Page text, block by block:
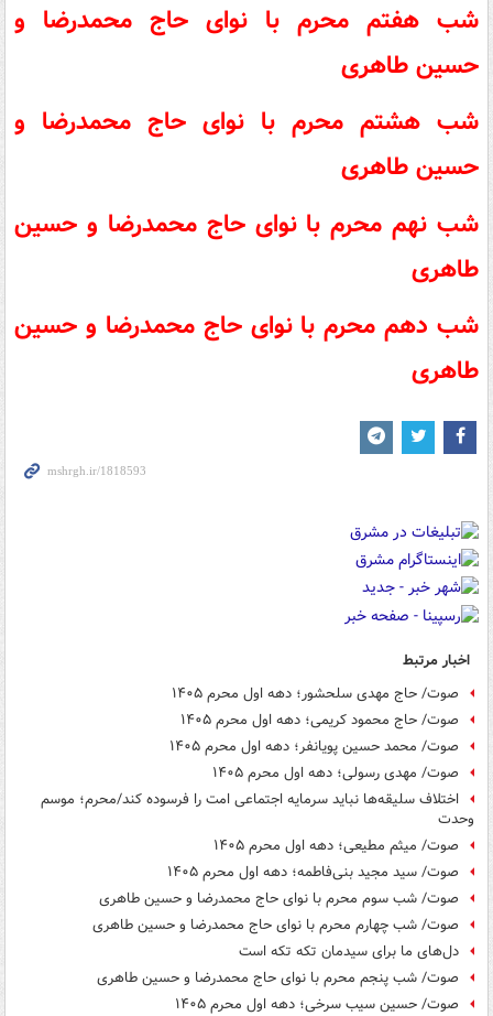
شب هفتم محرم با نوای حاج محمدرضا و
حسین طاهری
شب هشتم محرم با نوای حاج محمدرضا و
حسین طاهری
شب نهم محرم با نوای حاج محمدرضا و حسین
طاهری
شب دهم محرم با نوای حاج محمدرضا و حسین
طاهری
اخبار مرتبط
صوت/ حاج مهدی سلحشور؛ دهه اول محرم ۱۴۰۵
صوت/ حاج محمود کریمی؛ دهه اول محرم ۱۴۰۵
صوت/ محمد حسین پویانفر؛ دهه اول محرم ۱۴۰۵
صوت/ مهدی رسولی؛ دهه اول محرم ۱۴۰۵
اختلاف سلیقه‌ها نباید سرمایه اجتماعی امت را فرسوده کند/محرم؛ موسم
وحدت
صوت/ میثم مطیعی؛ دهه اول محرم ۱۴۰۵
صوت/ سید مجید بنی‌فاطمه؛ دهه اول محرم ۱۴۰۵
صوت/ شب سوم محرم با نوای حاج محمدرضا و حسین طاهری
صوت/ شب چهارم محرم با نوای حاج محمدرضا و حسین طاهری
دل‌های ما برای سیدمان تکه تکه است
صوت/ شب پنجم محرم با نوای حاج محمدرضا و حسین طاهری
صوت/ حسین سیب سرخی؛ دهه اول محرم ۱۴۰۵